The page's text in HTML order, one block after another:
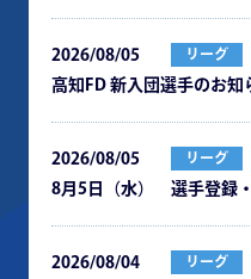
2026/08/05 リーグ
⾼知FD 新⼊団選⼿のお知
2026/08/05 リーグ
8月5日（水） 選手登録
2026/08/04 リーグ